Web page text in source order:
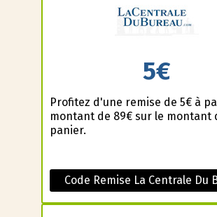
5€
Profitez d'une remise de 5€ à
montant de 89€ sur le montant
panier.
Code Remise La Centrale Du